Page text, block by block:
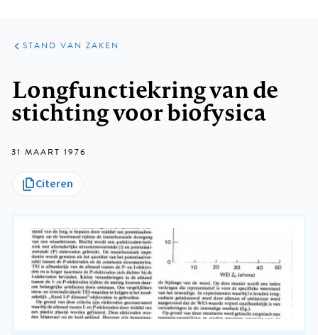
ARTIKELEN
PRAKTIJK
STAND VAN ZAKEN
Longfunctiekring van de
stichting voor biofysica
31 MAART 1976
Citeren